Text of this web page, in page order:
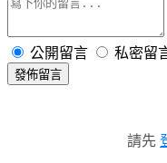
公開留言 私密留
發佈留言
請先